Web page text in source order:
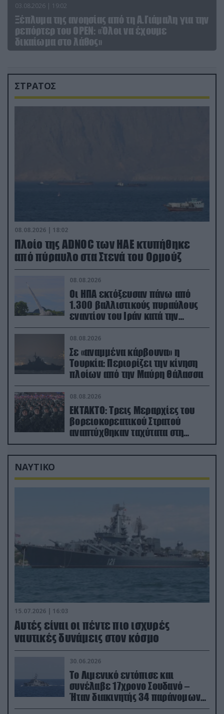
03.08.2026 | 19:02
Ξέπλυμα της ανοησίας από τη Α.Γιάμαλη για την
ρεπόρτερ του ΟΡΕΝ: «Όλοι να έχουμε
δικαίωμα στο λάθος»
ΣΤΡΑΤΟΣ
08.08.2026 | 18:02
Πλοίο της ADNOC των ΗΑΕ κτυπήθηκε
από πύραυλο στα Στενά του Ορμούζ
08.08.2026
Οι ΗΠΑ εκτόξευσαν πάνω από
1.300 βαλλιστικούς πυραύλους
εναντίον του Ιράν κατά την
διάρκεια του πολέμου
08.08.2026
Σε «αναμμένα κάρβουνα» η
Τουρκία: Περιορίζει την κίνηση
πλοίων από την Μαύρη Θάλασσα
08.08.2026
ΕΚΤΑΚΤΟ: Τρεις Μεραρχίες του
βορειοκορεατικού Στρατού
αναπτύχθηκαν ταχύτατα στη
Ρωσία
ΝΑΥΤΙΚΟ
15.07.2026 | 16:03
Aυτές είναι οι πέντε πιο ισχυρές
ναυτικές δυνάμεις στον κόσμο
30.06.2026
Το Λιμενικό εντόπισε και
συνέλαβε 17χρονο Σουδανό –
Ήταν διακινητής 34 παράνομων
μεταναστών